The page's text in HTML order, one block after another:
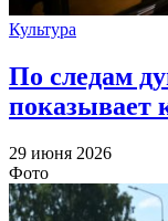
Культура
По следам
показывает
29 июня 2026
Фото